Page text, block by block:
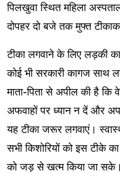
पिलखुवा स्थित महिला
दोपहर दो बजे तक मुफ्त
टीका लगवाने के लिए लड़की
कोई भी सरकारी कागज साथ
माता-पिता से अपील की है कि
अफवाहों पर ध्यान न दें और
यह टीका जरूर लगवाएं।
सभी किशोरियों को इस टीके
को जड़ से खत्म किया जा सके।